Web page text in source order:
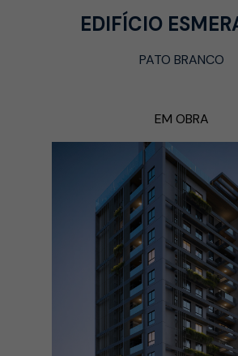
EDIFÍCIO
PATO BRANCO
EM OBRA